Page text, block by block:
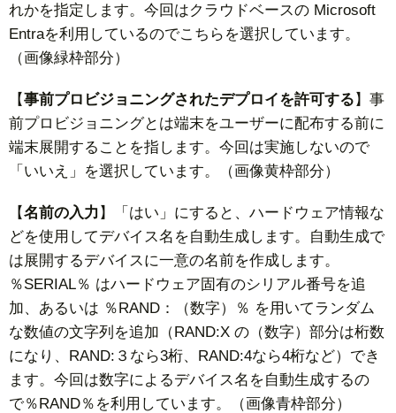
れかを指定します。今回はクラウドベースの Microsoft
Entraを利用しているのでこちらを選択しています。
（画像緑枠部分）
【事前プロビジョニングされたデプロイを許可する 】事
前プロビジョニングとは端末をユーザーに配布する前に
端末展開することを指します。今回は実施しないので
「いいえ」を選択しています。（画像黄枠部分）
【名前の入力 】「はい」にすると、ハードウェア情報な
どを使用してデバイス名を自動生成します。自動生成で
は展開するデバイスに一意の名前を作成します。
％SERIAL％ はハードウェア固有のシリアル番号を追
加、あるいは ％RAND：（数字）％ を用いてランダム
な数値の文字列を追加（RAND:X の（数字）部分は桁数
になり、RAND:３なら3桁、RAND:4なら4桁など）でき
ます。今回は数字によるデバイス名を自動生成するの
で％RAND％を利用しています。（画像青枠部分）